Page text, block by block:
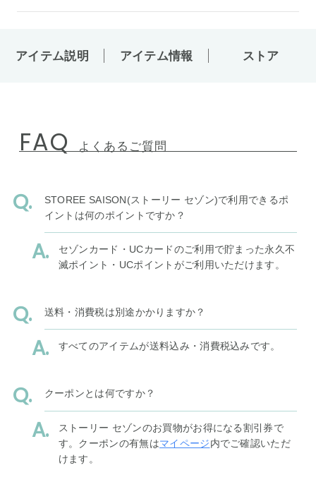
アイテム説明 アイテム情報 ストア
FAQ よくあるご質問
STOREE SAISON(ストーリー セゾン)で利用できるポ
イントは何のポイントですか？
セゾンカード・UCカードのご利用で貯まった永久不
滅ポイント・UCポイントがご利用いただけます。
送料・消費税は別途かかりますか？
すべてのアイテムが送料込み・消費税込みです。
クーポンとは何ですか？
ストーリー セゾンのお買物がお得になる割引券で
す。クーポンの有無はマイページ内でご確認いただ
けます。